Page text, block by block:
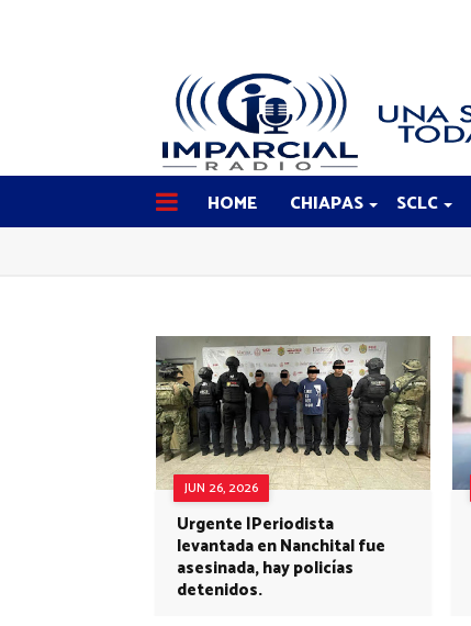
HOME CHIAPAS SCLC
JUN 26, 2026
Urgente |Periodista
levantada en Nanchital fue
asesinada, hay policías
detenidos.